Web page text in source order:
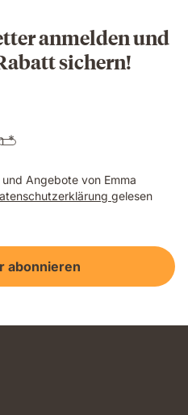
anmelden und
sichern!
*
Angebote von Emma
gelesen
abonnieren